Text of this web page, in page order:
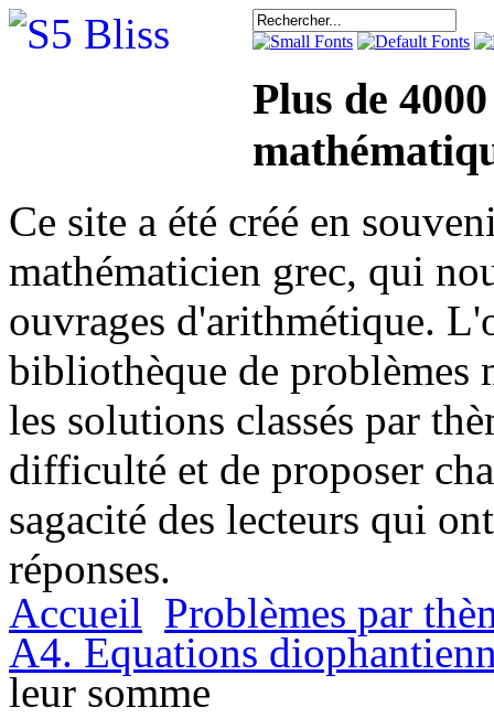
Plus de
Ce site a été créé en
mathématicien grec, qui
ouvrages d'arithmétique.
bibliothèque de problèmes
les solutions classés par
difficulté et de proposer
sagacité des lecteurs qui
réponses.
Accueil Problèmes par
A4. Equations
leur somme